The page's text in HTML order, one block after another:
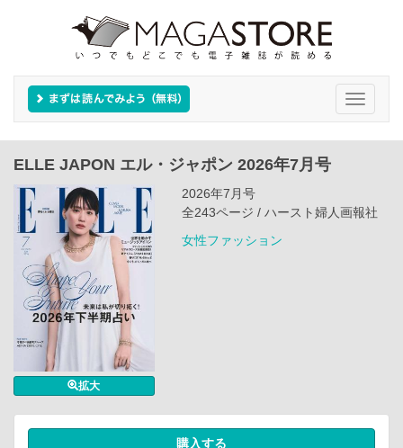
Toggle
ELLE JAPON エル・ジャポン 2026年7月号
拡大
2026年7月号
全243ページ / ハースト婦人画報社
女性ファッション
購入する